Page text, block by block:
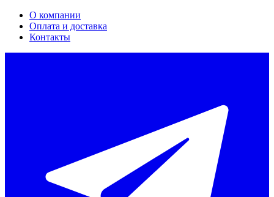
О компании
Оплата и доставка
Контакты